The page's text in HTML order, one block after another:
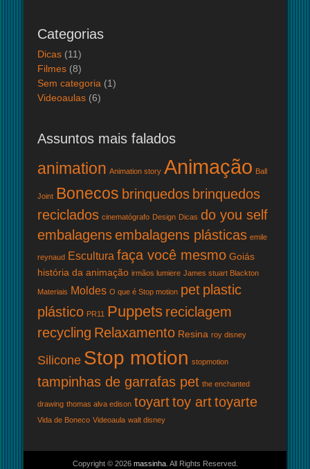
Categorias
Dicas (11)
Filmes (8)
Sem categoria (1)
Videoaulas (6)
Assuntos mais falados
animation Animation story Animação Ball
Joint Bonecos brinquedos brinquedos
reciclados cinematógrafo Design Dicas do you self
embalagensembalagens plásticas emile
reynaud Escultura faça você mesmo Goiás
história da animação irmãos lumiere James stuart Blackton
Materiais Moldes O que é Stop motion pet plastic
plástico PR11 Puppets reciclagem
recycling Relaxamento Resina roy disney
Silicone Stop motion stopmotion
tampinhas de garrafas pet the enchanted
drawing thomas alva edison toyarttoy arttoyarte
Vida de Boneco Videoaula walt disney
Copyright © 2026 massinha. All Rights Reserved.